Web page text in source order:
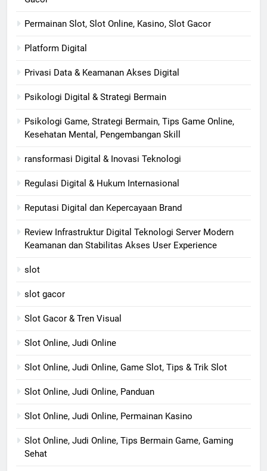
Permainan Slot, Slot Online, Kasino, Slot Gacor
Platform Digital
Privasi Data & Keamanan Akses Digital
Psikologi Digital & Strategi Bermain
Psikologi Game, Strategi Bermain, Tips Game Online,
Kesehatan Mental, Pengembangan Skill
ransformasi Digital & Inovasi Teknologi
Regulasi Digital & Hukum Internasional
Reputasi Digital dan Kepercayaan Brand
Review Infrastruktur Digital Teknologi Server Modern
Keamanan dan Stabilitas Akses User Experience
slot
slot gacor
Slot Gacor & Tren Visual
Slot Online, Judi Online
Slot Online, Judi Online, Game Slot, Tips & Trik Slot
Slot Online, Judi Online, Panduan
Slot Online, Judi Online, Permainan Kasino
Slot Online, Judi Online, Tips Bermain Game, Gaming
Sehat